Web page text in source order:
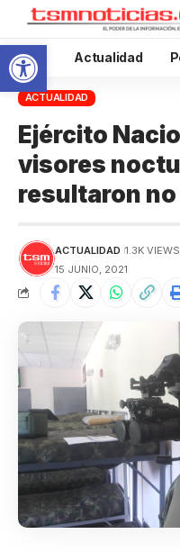
Abrir barra de herramientas
Inicio Actualidad
ACTUALIDAD
Ejército
visores
resultaron
ACTUALIDAD 1.3K VIEWS
15 JUNIO, 2021